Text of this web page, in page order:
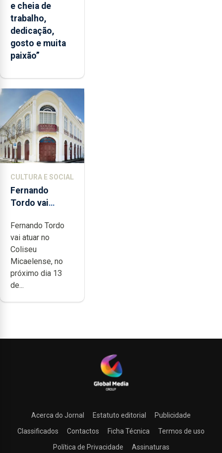
e cheia de
trabalho,
dedicação,
gosto e muita
paixão”
CULTURA E SOCIAL
Fernando
Tordo vai
anos de
carreira no
Coliseu
Micaelense
Fernando Tordo
vai atuar no
Coliseu
Micaelense, no
próximo dia 13
de...
Acerca do Jornal Estatuto editorial
Publicidade
Classificados
Contactos Ficha Técnica
Termos de uso
Política de Privacidade
Assinaturas